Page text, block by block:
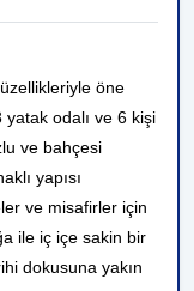
öne
odalı ve 6 kişi
ve bahçesi
yapısı
ve misafirler için
ile iç içe sakin bir
dokusuna yakın